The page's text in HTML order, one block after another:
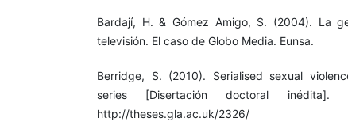
Bardají, H. & Gómez Amigo, S. (2004). La
televisión. El caso de Globo Media. Eunsa.
Berridge, S. (2010). Serialised sexual
series [Disertación doctoral inédita].
http://theses.gla.ac.uk/2326/